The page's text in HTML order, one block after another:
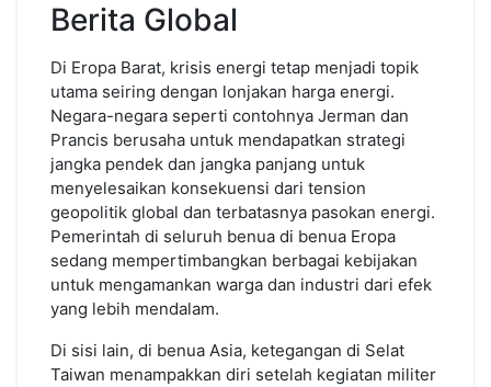
Berita Global
Di Eropa Barat, krisis energi tetap menjadi topik
utama seiring dengan lonjakan harga energi.
Negara-negara seperti contohnya Jerman dan
Prancis berusaha untuk mendapatkan strategi
jangka pendek dan jangka panjang untuk
menyelesaikan konsekuensi dari tension
geopolitik global dan terbatasnya pasokan energi.
Pemerintah di seluruh benua di benua Eropa
sedang mempertimbangkan berbagai kebijakan
untuk mengamankan warga dan industri dari efek
yang lebih mendalam.
Di sisi lain, di benua Asia, ketegangan di Selat
Taiwan menampakkan diri setelah kegiatan militer